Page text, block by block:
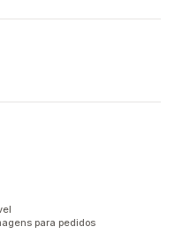
para pedidos